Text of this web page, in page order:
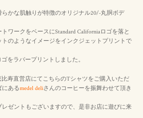
かな肌触りが特徴のオリジナル20/-丸胴ボデ
ワークをベースにStandard Californiaロゴを落と
のようなイメージをインクジェットプリントで
をラバープリントしました。
寿直営店にてこちらのTシャツをご購入いただ
にあるmedel deliさんのコーヒーを振舞わせて頂き
ゼントもございますので、是非お店に遊びに来